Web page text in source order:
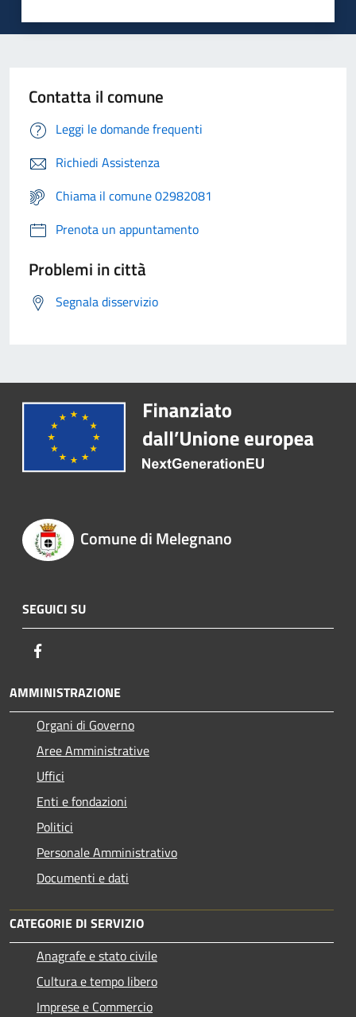
Contatta il comune
Leggi le domande frequenti
Richiedi Assistenza
Chiama il comune 02982081
Prenota un appuntamento
Problemi in città
Segnala disservizio
Comune di Melegnano
SEGUICI SU
AMMINISTRAZIONE
Organi di Governo
Aree Amministrative
Uffici
Enti e fondazioni
Politici
Personale Amministrativo
Documenti e dati
CATEGORIE DI SERVIZIO
Anagrafe e stato civile
Cultura e tempo libero
Imprese e Commercio